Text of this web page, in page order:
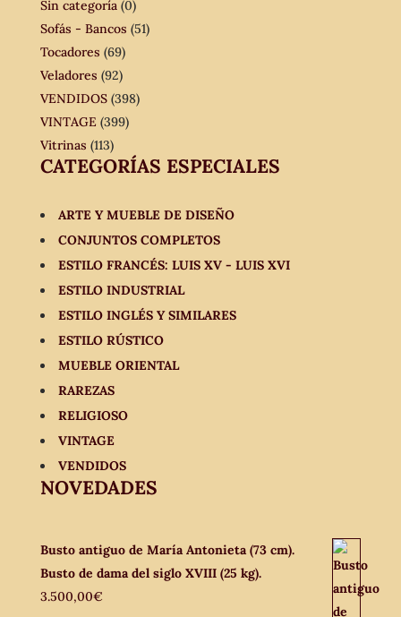
Sin categoría (0)
Sofás - Bancos (51)
Tocadores (69)
Veladores (92)
VENDIDOS (398)
VINTAGE (399)
Vitrinas (113)
CATEGORÍAS ESPECIALES
ARTE Y MUEBLE DE DISEÑO
CONJUNTOS COMPLETOS
ESTILO FRANCÉS: LUIS XV - LUIS XVI
ESTILO INDUSTRIAL
ESTILO INGLÉS Y SIMILARES
ESTILO RÚSTICO
MUEBLE ORIENTAL
RAREZAS
RELIGIOSO
VINTAGE
VENDIDOS
NOVEDADES
Busto antiguo de María Antonieta (73 cm).
Busto de dama del siglo XVIII (25 kg).
3.500,00€